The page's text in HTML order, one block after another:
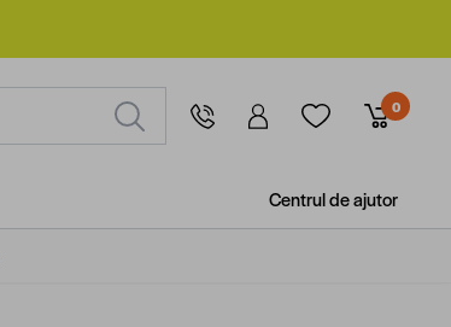
0
Centrul de ajutor